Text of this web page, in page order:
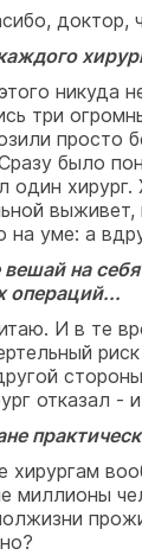
доктор,
никуда
три
просто
было
один
на уме: а
вешай на
операций...
И в те
отказал -
хирургам
миллионы